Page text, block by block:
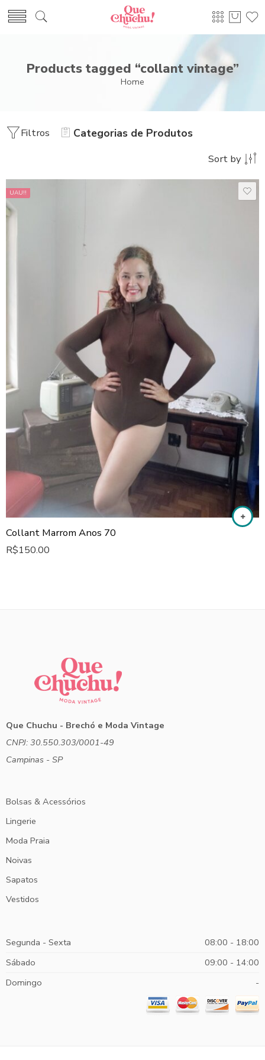
Products tagged “collant vintage”
Home
Filtros Categorias de Produtos
Sort by
UAU!!
Collant Marrom Anos 70
R$150.00
Que Chuchu - Brechó e Moda Vintage
CNPJ: 30.550.303/0001-49
Campinas - SP
Bolsas & Acessórios
Lingerie
Moda Praia
Noivas
Sapatos
Vestidos
Segunda - Sexta
08:00 - 18:00
Sábado
09:00 - 14:00
Domingo
-